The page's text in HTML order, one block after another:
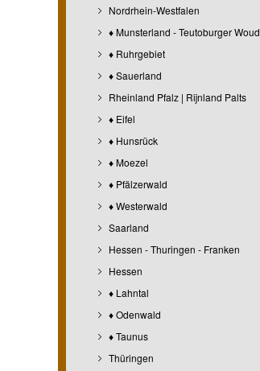
Nordrhein-Westfalen
♦ Munsterland - Teutoburger Woud
♦ Ruhrgebiet
♦ Sauerland
Rheinland Pfalz | Rijnland Palts
♦ Eifel
♦ Hunsrück
♦ Moezel
♦ Pfälzerwald
♦ Westerwald
Saarland
Hessen - Thuringen - Franken
Hessen
♦ Lahntal
♦ Odenwald
♦ Taunus
Thüringen